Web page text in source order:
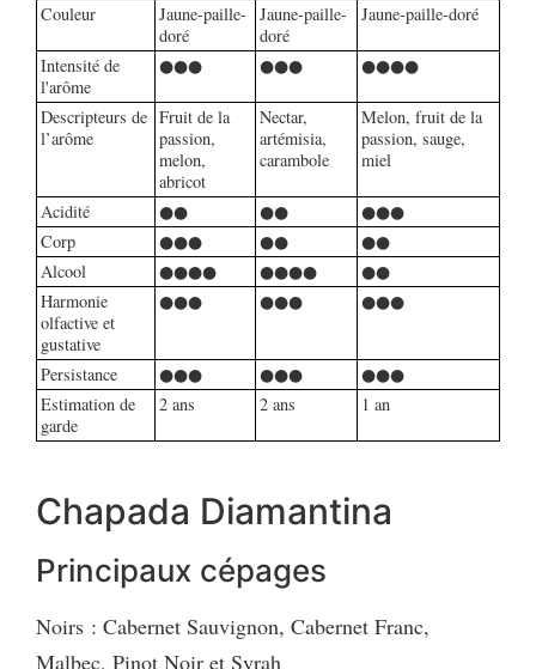
Couleur
Jaune-paille-
doré
Jaune-paille-
doré
Jaune-paille-doré
Intensité de
l'arôme
●●● ●●● ●●●●
Descripteurs de
l’arôme
Fruit de la
passion,
melon,
abricot
Nectar,
artémisia,
carambole
Melon, fruit de la
passion, sauge,
miel
Acidité ●● ●●
●●●
Corp
●●● ●●
●●
Alcool
●●●● ●●●●
●●
Harmonie
olfactive et
gustative
●●● ●●● ●●●
Persistance ●●● ●●●
●●●
Estimation de
garde
2 ans 2 ans 1 an
Chapada Diamantina
Principaux cépages
Noirs : Cabernet Sauvignon, Cabernet Franc,
Malbec, Pinot Noir et Syrah